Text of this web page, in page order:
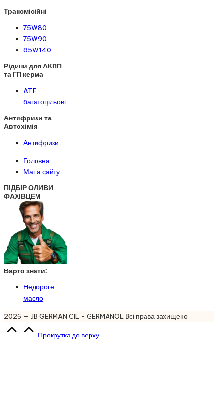
Трансмісійні
75W80
75W90
85W140
Рідини для АКПП
та ГП керма
ATF
багатоцільові
Антифризи та
Автохімія
Антифризи
Головна
Мапа сайту
ПІДБІР ОЛИВИ
ФАХІВЦЕМ
Варто знати:
Недороге
масло
2026 — JB GERMAN OIL - GERMANOL Всі права захищено
Прокрутка до верху